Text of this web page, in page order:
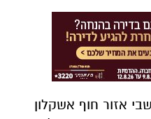
מאות תושבי אזור חוף אשקלון